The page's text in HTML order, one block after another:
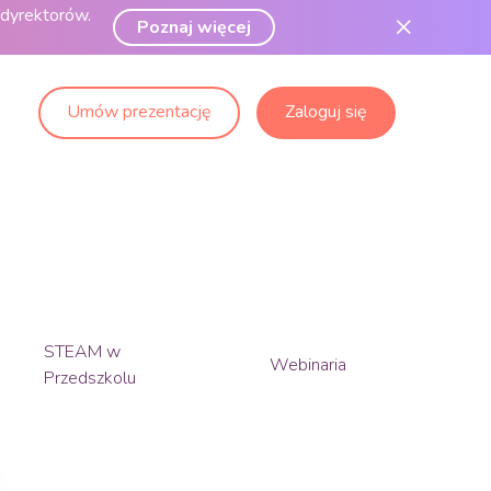
Poznaj więcej
Umów prezentację Zaloguj się
STEAM w
Przedszkolu
Webinaria